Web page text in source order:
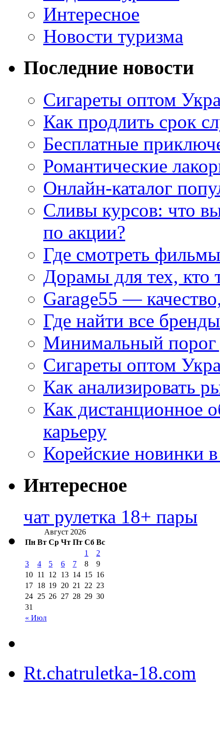
Интересное
Новости туризма
Последние новости
Сигареты оптом
Как продлить срок
Бесплатные
Романтические
Онлайн-каталог
Сливы курсов: что
по акции?
Где смотреть
Дорамы для тех, кто
Garage55 —
Где найти все
Минимальный порог
Сигареты оптом
Как анализировать
Как дистанционное
карьеру
Корейские новинки
Интересное
чат рулетка 18+ пары
Август 2026
Пн Вт Ср Чт Пт Сб Вс
« Июл
1
2
3
4 5 6 7 8
9
10 11 12 13 14 15 16
17 18 19 20 21 22 23
24 25 26 27 28 29 30
31
Rt.chatruletka-18.com